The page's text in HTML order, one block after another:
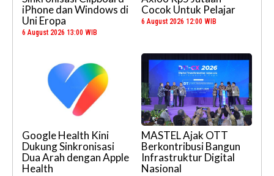
iPhone dan Windows di
Uni Eropa
6 August 2026 13:00 WIB
Cocok Untuk Pelajar
6 August 2026 12:00 WIB
Google Health Kini
Dukung Sinkronisasi
Dua Arah dengan Apple
Health
MASTEL Ajak OTT
Berkontribusi Bangun
Infrastruktur Digital
Nasional